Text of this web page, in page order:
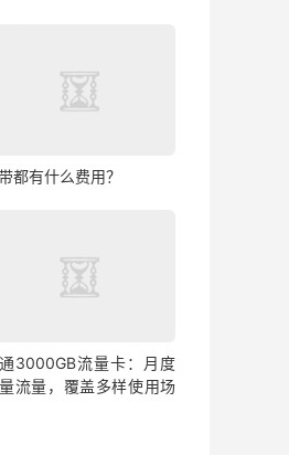
都有什么费用？
3000GB流量卡：月度
流量，覆盖多样使用场